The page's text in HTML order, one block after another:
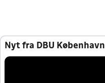
Nyt fra DBU København